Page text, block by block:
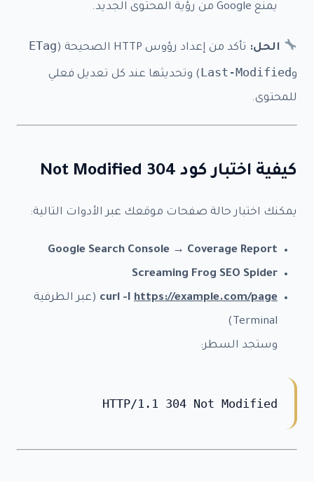
يمنع Google من رؤية المحتوى الجديد.
الحل: تأكد من إعداد رؤوس HTTP الصحيحة ( ETag
وLast-Modified) وتحديثها عند كل تعديل فعلي
للمحتوى.
كيفية اختبار كود 304 Not Modified
يمكنك اختبار حالة صفحات موقعك عبر الأدوات التالية:
Google Search Console → Coverage Report
Screaming Frog SEO Spider
curl -I https://example.com/page
(عبر الطرفية
Terminal)
وستجد السطر:
HTTP/1.1 304 Not Modified
✦ خطوة واحدة فقط
أطلب خدمتك الآن